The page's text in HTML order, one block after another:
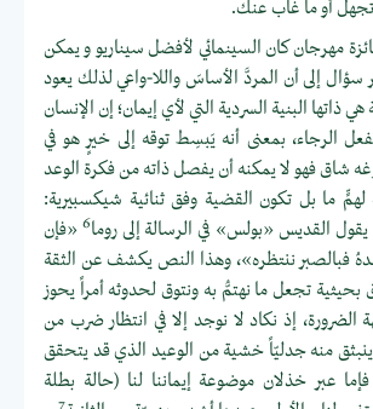
تجهل أو ما غاب عنك.
مهرجان كان السينمائي لأفضل سيناريو و يمكن
سؤال إلى أن المردَّ الأساسَ واللا-واعي لذلك يعود
هي ذاتها البنية السردية التي لأي إيمان؛ إن الإنسان
الرجاء، بمعنى أنه يَبسِط توقه إلى خيرٍ هو في
شاق فهو لا يمكنه أن يفصل ذاته من فكرة الوعد
ما بل تكون القضية وفق ثنائية شيكسبيرية:
القديس «بولس» في الرسالة إلى روما6 «فإن
فبالصبر ننتظره»، وهذا النص يكشف عن الثقة
تجعل ما نهتمُّ به ونتوق لحدوثه أمراً يحوز
إذ نكاد لا نوجد إلا في انتظار ضرب من
ينبثق منه جدليّاً خشية من الوعيد الذي قد يتحقق
عبر خذلان موضوعة إيماننا لنا (حالة بطلة
7